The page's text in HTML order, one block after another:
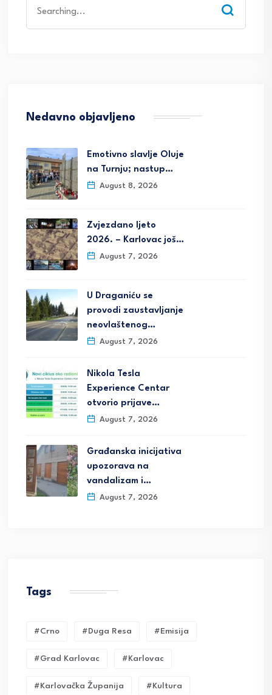
for:
Nedavno objavljeno
Emotivno slavlje Oluje
na Turnju; nastup…
August 8, 2026
Zvjezdano ljeto
2026. – Karlovac još…
August 7, 2026
U Draganiću se
provodi zaustavljanje
neovlaštenog…
August 7, 2026
Nikola Tesla
Experience Centar
otvorio prijave…
August 7, 2026
Građanska inicijativa
upozorava na
vandalizam i…
August 7, 2026
Tags
#crno #duga Resa #emisija
#grad Karlovac #karlovac
#karlovačka Županija #kultura